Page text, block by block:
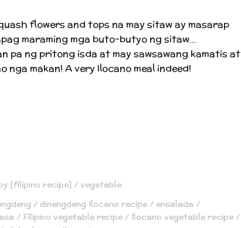
flowers and tops na may sitaw ay masarap
maraming mga buto-butyo ng sitaw…
pa ng pritong isda at may sawsawang kamatis at
nga makan! A very Ilocano meal indeed!
[filipino recipe]
vegetable
dinengdeng Ilocano recipe
ensalada
Filipino vegetable recipe
Ilocano vegetable recipe